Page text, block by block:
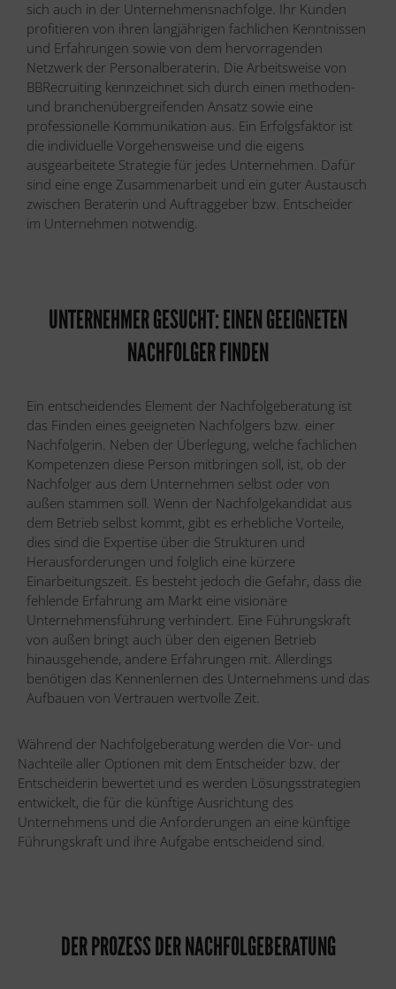
sich auch in der Unternehmensnachfolge. Ihr Kunden
profitieren von ihren langjährigen fachlichen Kenntnissen
und Erfahrungen sowie von dem hervorragenden
Netzwerk der Personalberaterin. Die Arbeitsweise von
BBRecruiting kennzeichnet sich durch einen methoden-
und branchenübergreifenden Ansatz sowie eine
professionelle Kommunikation aus. Ein Erfolgsfaktor ist
die individuelle Vorgehensweise und die eigens
ausgearbeitete Strategie für jedes Unternehmen. Dafür
sind eine enge Zusammenarbeit und ein guter Austausch
zwischen Beraterin und Auftraggeber bzw. Entscheider
im Unternehmen notwendig.
UNTERNEHMER GESUCHT: EINEN GEEIGNETEN
NACHFOLGER FINDEN
Ein entscheidendes Element der Nachfolgeberatung ist
das Finden eines geeigneten Nachfolgers bzw. einer
Nachfolgerin. Neben der Überlegung, welche fachlichen
Kompetenzen diese Person mitbringen soll, ist, ob der
Nachfolger aus dem Unternehmen selbst oder von
außen stammen soll. Wenn der Nachfolgekandidat aus
dem Betrieb selbst kommt, gibt es erhebliche Vorteile,
dies sind die Expertise über die Strukturen und
Herausforderungen und folglich eine kürzere
Einarbeitungszeit. Es besteht jedoch die Gefahr, dass die
fehlende Erfahrung am Markt eine visionäre
Unternehmensführung verhindert. Eine Führungskraft
von außen bringt auch über den eigenen Betrieb
hinausgehende, andere Erfahrungen mit. Allerdings
benötigen das Kennenlernen des Unternehmens und das
Aufbauen von Vertrauen wertvolle Zeit.
Während der Nachfolgeberatung werden die Vor- und
Nachteile aller Optionen mit dem Entscheider bzw. der
Entscheiderin bewertet und es werden Lösungsstrategien
entwickelt, die für die künftige Ausrichtung des
Unternehmens und die Anforderungen an eine künftige
Führungskraft und ihre Aufgabe entscheidend sind.
DER PROZESS DER NACHFOLGEBERATUNG